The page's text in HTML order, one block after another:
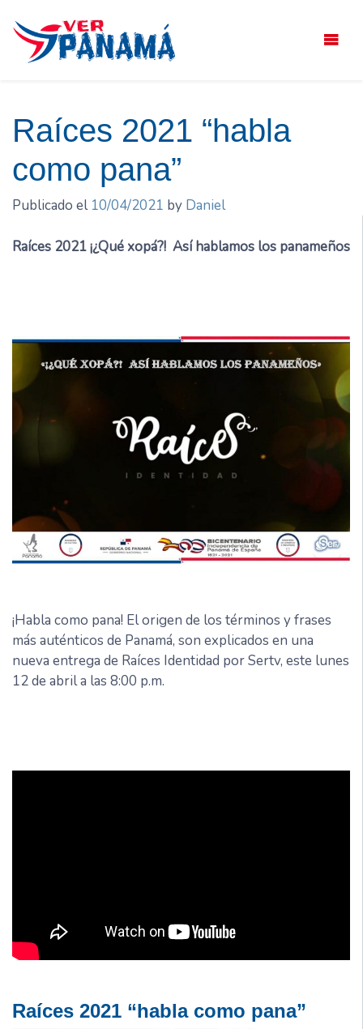
contenido
Raíces 2021 “habla
como pana”
Publicado el 10/04/2021 by Daniel
Raíces 2021 ¡¿Qué xopá?! Así hablamos los panameños
¡Habla como pana! El origen de los términos y frases
más auténticos de Panamá, son explicados en una
nueva entrega de Raíces Identidad por Sertv, este lunes
12 de abril a las 8:00 p.m.
Raíces 2021 “habla como pana”